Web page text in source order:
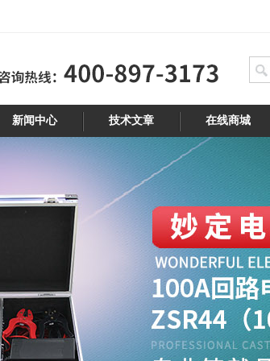
新闻中心 技术文章 在线商城